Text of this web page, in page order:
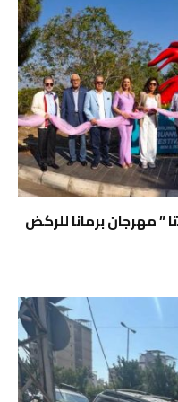
” مهرجان برمانا للركض